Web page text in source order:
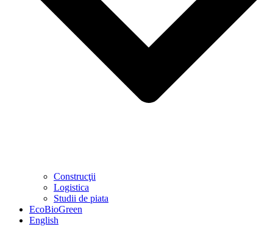
Construcţii
Logistica
Studii de piata
EcoBioGreen
English